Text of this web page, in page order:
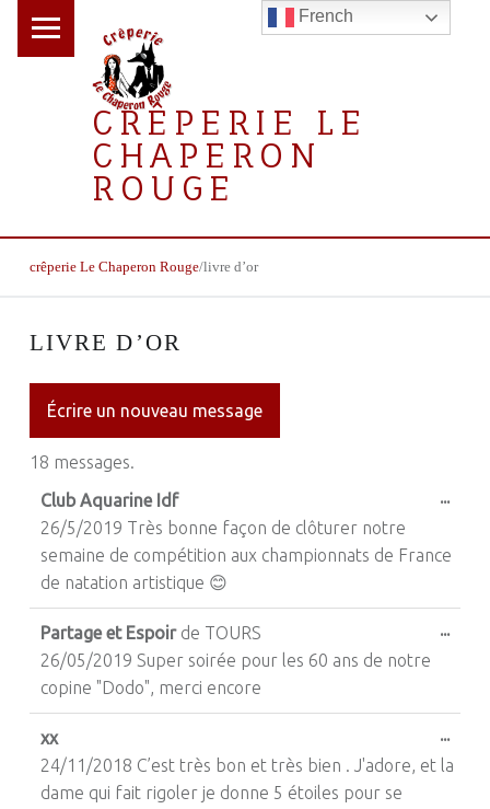
CRÊPERIE LE
CHAPERON
ROUGE
crêperie Le Chaperon Rouge/livre d’or
LIVRE D’OR
18 messages.
Club Aquarine Idf
26/5/2019 Très bonne façon de clôturer notre
semaine de compétition aux championnats de France
de natation artistique 😊
...
Partage et Espoir de TOURS
26/05/2019 Super soirée pour les 60 ans de notre
copine "Dodo", merci encore
...
xx
24/11/2018 C’est très bon et très bien . J'adore, et la
dame qui fait rigoler je donne 5 étoiles pour se
...
French